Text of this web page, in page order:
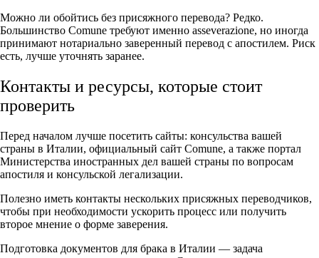
Можно ли обойтись без присяжного перевода? Редко.
Большинство Comune требуют именно asseverazione, но иногда
принимают нотариально заверенный перевод с апостилем. Риск
есть, лучше уточнять заранее.
Контакты и ресурсы, которые стоит
проверить
Перед началом лучше посетить сайты: консульства вашей
страны в Италии, официальный сайт Comune, а также портал
Министерства иностранных дел вашей страны по вопросам
апостиля и консульской легализации.
Полезно иметь контакты нескольких присяжных переводчиков,
чтобы при необходимости ускорить процесс или получить
второе мнение о форме заверения.
Подготовка документов для брака в Италии — задача